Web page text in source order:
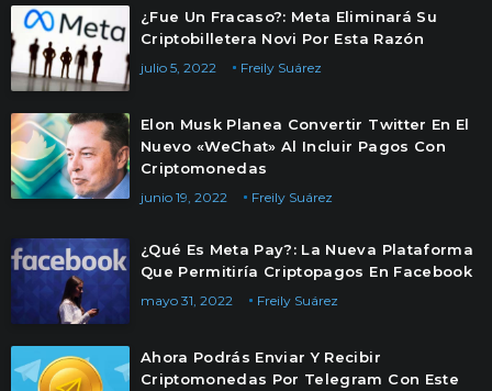
¿Fue Un Fracaso?: Meta Eliminará Su
Criptobilletera Novi Por Esta Razón
Freily Suárez
julio 5, 2022
Elon Musk Planea Convertir Twitter En El
Nuevo «WeChat» Al Incluir Pagos Con
Criptomonedas
Freily Suárez
junio 19, 2022
¿Qué Es Meta Pay?: La Nueva Plataforma
Que Permitiría Criptopagos En Facebook
Freily Suárez
mayo 31, 2022
Ahora Podrás Enviar Y Recibir
Criptomonedas Por Telegram Con Este